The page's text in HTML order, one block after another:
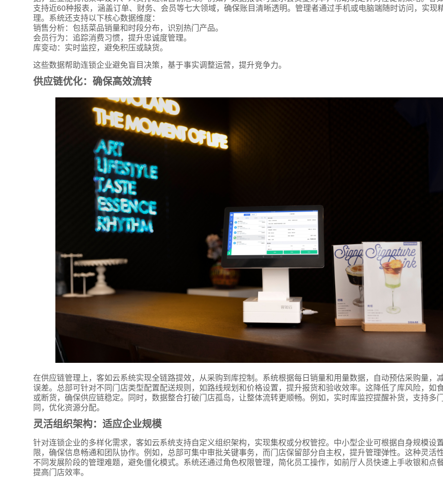
支持近60种报表，涵盖订单、财务、会员等七大领域，确保账目清晰透明。管理者通过手机或电脑端随时访问，实现
理。系统还支持以下核心数据维度：
销售分析：包括菜品销量和时段分布，识别热门产品。
会员行为：追踪消费习惯，提升忠诚度管理。
库变动：实时监控，避免积压或缺货。
这些数据帮助连锁企业避免盲目决策，基于事实调整运营，提升竞争力。
供应链优化：确保高效流转
在供应链管理上，客如云系统实现全链路提效，从采购到库控制。系统根据每日销量和用量数据，自动预估采购量，
误差。总部可针对不同门店类型配置配送规则，如路线规划和价格设置，提升报货和验收效率。这降低了库风险，如
或断货，确保供应链稳定。同时，数据整合打破门店孤岛，让整体流转更顺畅。例如，实时库监控提醒补货，支持多
同，优化资源分配。
灵活组织架构：适应企业规模
针对连锁企业的多样化需求，客如云系统支持自定义组织架构，实现集权或分权管控。中小型企业可根据自身规模设
限，确保信息畅通和团队协作。例如，总部可集中审批关键事务，而门店保留部分自主权，提升管理弹性。这种灵活
不同发展阶段的管理难题，避免僵化模式。系统还通过角色权限管理，简化员工操作，如前厅人员快速上手收银和点
提高门店效率。
*联系方式